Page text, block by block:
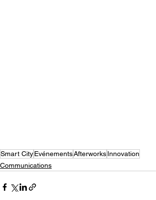
Smart CityEvénementsAfterworksInnovation
Communications